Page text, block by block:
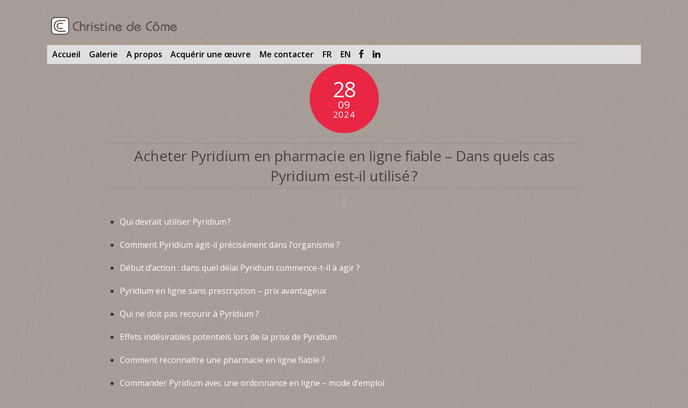
Accueil Galerie A propos Acquérir une œuvre Me contacter FR EN
28
09
2024
Acheter Pyridium en pharmacie en ligne fiable – Dans quels cas
Pyridium est-il utilisé ?
Qui devrait utiliser Pyridium ?
Comment Pyridium agit-il précisément dans l’organisme ?
Début d’action : dans quel délai Pyridium commence-t-il à agir ?
Pyridium en ligne sans prescription – prix avantageux
Qui ne doit pas recourir à Pyridium ?
Effets indésirables potentiels lors de la prise de Pyridium
Comment reconnaître une pharmacie en ligne fiable ?
Commander Pyridium avec une ordonnance en ligne – mode d’emploi